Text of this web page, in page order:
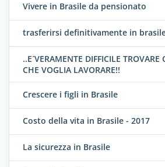
Vivere in Brasile da pensionato
trasferirsi definitivamente in
..E´VERAMENTE DIFFICILE
CHE VOGLIA LAVORARE!!
Crescere i figli in Brasile
Costo della vita in Brasile - 2017
La sicurezza in Brasile